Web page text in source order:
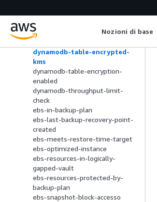
Nozioni di base
by-backup-plan
dynamodb-table-deletion-
dynamodb-table-encrypted-
kms
dynamodb-table-encryption-
enabled
dynamodb-throughput-limit-
check
ebs-in-backup-plan
ebs-last-backup-recovery-point-
created
ebs-meets-restore-time-target
ebs-optimized-instance
ebs-resources-in-logically-
gapped-vault
ebs-resources-protected-by-
backup-plan
ebs-snapshot-block-accesso